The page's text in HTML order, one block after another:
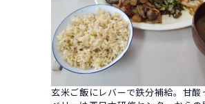
玄米ご飯にレバーで鉄分補給。甘酸